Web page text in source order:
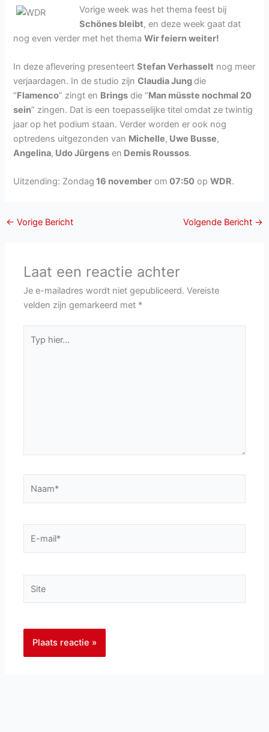
Vorige week was het thema feest bij
Schönes bleibt, en deze week gaat dat
nog even verder met het themaWir feiern weiter!
In deze aflevering presenteertStefan Verhasselt nog meer
verjaardagen. In de studio zijnClaudia Jungdie
“Flamenco” zingt en Brings die “Man müsste nochmal 20
sein” zingen. Dat is een toepasselijke titel omdat ze twintig
jaar op het podium staan. Verder worden er ook nog
optredens uitgezonden van Michelle, Uwe Busse,
Angelina, Udo Jürgens en Demis Roussos.
Uitzending: Zondag 16 november om 07:50 opWDR.
← Vorige Bericht Volgende Bericht →
Laat een reactie achter
Je e-mailadres wordt niet gepubliceerd. Vereiste
velden zijn gemarkeerd met *
hier...
mail*